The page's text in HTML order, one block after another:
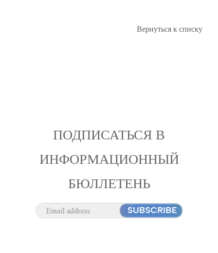
Вернуться к списку
ПОДПИСАТЬСЯ В
ИНФОРМАЦИОННЫЙ
БЮЛЛЕТЕНЬ